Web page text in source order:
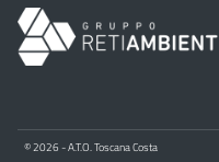
© 2026 - A.T.O. Toscana Costa